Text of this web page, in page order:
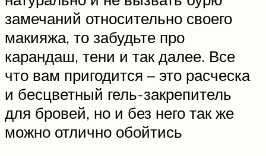
замечаний относительно своего
макияжа, то забудьте про
карандаш, тени и так далее. Все
что вам пригодится – это расческа
и бесцветный гель-закрепитель
для бровей, но и без него так же
можно отлично обойтись